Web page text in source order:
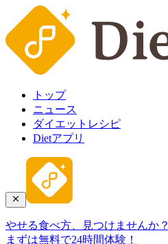
トップ
ニュース
ダイエットレシピ
Dietアプリ
やせる食べ方、見つけませんか？
まずは無料で24時間体験！